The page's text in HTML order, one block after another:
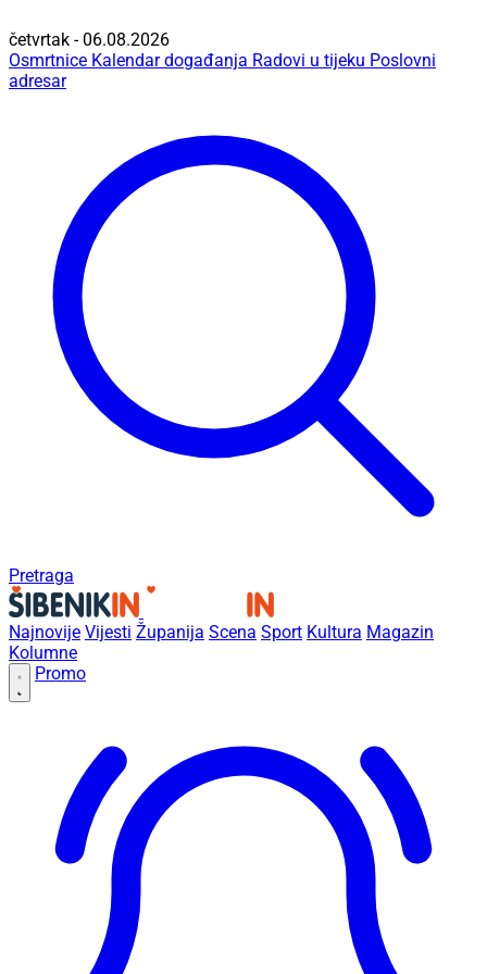
četvrtak - 06.08.2026
Osmrtnice Kalendar događanja Radovi u tijeku Poslovni
adresar
Pretraga
Najnovije Vijesti Županija Scena Sport Kultura Magazin
Kolumne
Promo